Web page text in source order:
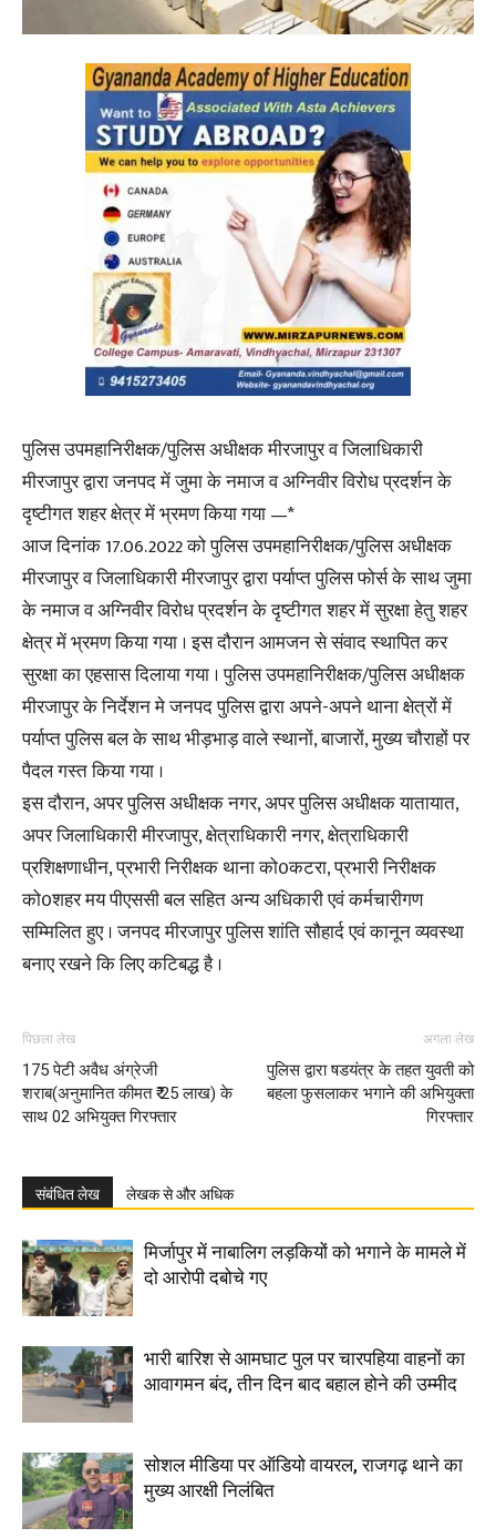
पुलिस उपमहानिरीक्षक/पुलिस अधीक्षक मीरजापुर व जिलाधिकारी
मीरजापुर द्वारा जनपद में जुमा के नमाज व अग्निवीर विरोध प्रदर्शन के
दृष्टीगत शहर क्षेत्र में भ्रमण किया गया —*
आज दिनांक 17.06.2022 को पुलिस उपमहानिरीक्षक/पुलिस अधीक्षक
मीरजापुर व जिलाधिकारी मीरजापुर द्वारा पर्याप्त पुलिस फोर्स के साथ जुमा
के नमाज व अग्निवीर विरोध प्रदर्शन के दृष्टीगत शहर में सुरक्षा हेतु शहर
क्षेत्र में भ्रमण किया गया । इस दौरान आमजन से संवाद स्थापित कर
सुरक्षा का एहसास दिलाया गया । पुलिस उपमहानिरीक्षक/पुलिस अधीक्षक
मीरजापुर के निर्देशन मे जनपद पुलिस द्वारा अपने-अपने थाना क्षेत्रों में
पर्याप्त पुलिस बल के साथ भीड़भाड़ वाले स्थानों, बाजारों, मुख्य चौराहों पर
पैदल गस्त किया गया ।
इस दौरान, अपर पुलिस अधीक्षक नगर, अपर पुलिस अधीक्षक यातायात,
अपर जिलाधिकारी मीरजापुर, क्षेत्राधिकारी नगर, क्षेत्राधिकारी
प्रशिक्षणाधीन, प्रभारी निरीक्षक थाना को0कटरा, प्रभारी निरीक्षक
को0शहर मय पीएससी बल सहित अन्य अधिकारी एवं कर्मचारीगण
सम्मिलित हुए । जनपद मीरजापुर पुलिस शांति सौहार्द एवं कानून व्यवस्था
बनाए रखने कि लिए कटिबद्ध है ।
पिछला लेख
175 पेटी अवैध अंग्रेजी
शराब(अनुमानित कीमत ₹ 25 लाख) के
साथ 02 अभियुक्त गिरफ्तार
अगला लेख
पुलिस द्वारा षडयंत्र के तहत युवती को
बहला फुसलाकर भगाने की अभियुक्ता
गिरफ्तार
संबंधित लेख लेखक से और अधिक
मिर्जापुर में नाबालिग लड़कियों को भगाने के मामले में
दो आरोपी दबोचे गए
भारी बारिश से आमघाट पुल पर चारपहिया वाहनों का
आवागमन बंद, तीन दिन बाद बहाल होने की उम्मीद
सोशल मीडिया पर ऑडियो वायरल, राजगढ़ थाने का
मुख्य आरक्षी निलंबित